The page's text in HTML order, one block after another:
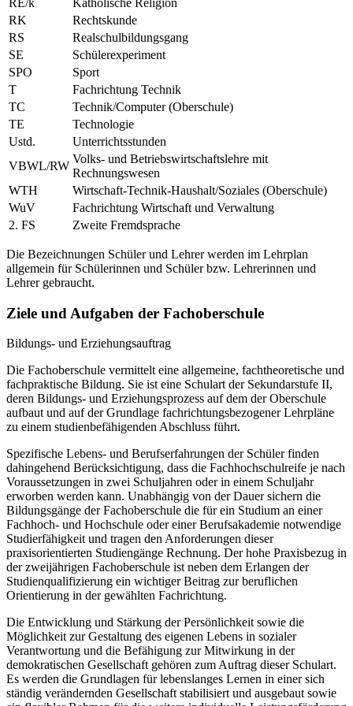
RE/k
Katholische Religion
RK
Rechtskunde
RS
Realschulbildungsgang
SE
Schülerexperiment
SPO
Sport
T
Fachrichtung Technik
TC
Technik/Computer (Oberschule)
TE
Technologie
Ustd.
Unterrichtsstunden
VBWL/RW
Volks- und Betriebswirtschaftslehre mit
Rechnungswesen
WTH
Wirtschaft-Technik-Haushalt/Soziales (Oberschule)
WuV
Fachrichtung Wirtschaft und Verwaltung
2. FS
Zweite Fremdsprache
Die Bezeichnungen Schüler und Lehrer werden im Lehrplan
allgemein für Schülerinnen und Schüler bzw. Lehrerinnen und
Lehrer gebraucht.
Ziele und Aufgaben der Fachoberschule
Bildungs- und Erziehungsauftrag
Die Fachoberschule vermittelt eine allgemeine, fachtheoretische und
fachpraktische Bildung. Sie ist eine Schulart der Sekundarstufe II,
deren Bildungs- und Erziehungsprozess auf dem der Oberschule
aufbaut und auf der Grundlage fachrichtungsbezogener Lehrpläne
zu einem studienbefähigenden Abschluss führt.
Spezifische Lebens- und Berufserfahrungen der Schüler finden
dahingehend Berücksichtigung, dass die Fachhochschulreife je nach
Voraussetzungen in zwei Schuljahren oder in einem Schuljahr
erworben werden kann. Unabhängig von der Dauer sichern die
Bildungsgänge der Fachoberschule die für ein Studium an einer
Fachhoch- und Hochschule oder einer Berufsakademie notwendige
Studierfähigkeit und tragen den Anforderungen dieser
praxisorientierten Studiengänge Rechnung. Der hohe Praxisbezug in
der zweijährigen Fachoberschule ist neben dem Erlangen der
Studienqualifizierung ein wichtiger Beitrag zur beruflichen
Orientierung in der gewählten Fachrichtung.
Die Entwicklung und Stärkung der Persönlichkeit sowie die
Möglichkeit zur Gestaltung des eigenen Lebens in sozialer
Verantwortung und die Befähigung zur Mitwirkung in der
demokratischen Gesellschaft gehören zum Auftrag dieser Schulart.
Es werden die Grundlagen für lebenslanges Lernen in einer sich
ständig verändernden Gesellschaft stabilisiert und ausgebaut sowie